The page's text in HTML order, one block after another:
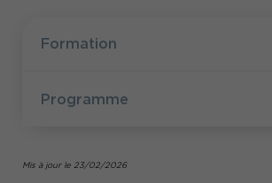
vos procédures de reclassement et
repositionnement.
Formation
Programme
Mis à jour le 23/02/2026